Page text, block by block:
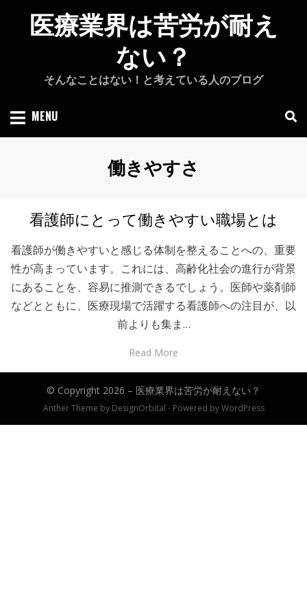
医療業界は苦労が耐え
ない？
そんなことはない！と考えている人のブログ
MENU
タグ
:
働きやすさ
看護師にとって働きやすい職場とは
看護師が働きやすいと感じる体制を整えることへの、重要
性が高まっています。これには、高齢化社会の進行が背景
にあることを、容易に推測できるでしょう。医師や薬剤師
などとともに、医療現場で活躍する看護師への注目が、以
前よりも集ま…
Read More
© Copyright 2026 – 医療業界は苦労が耐えない？
Anther Theme by DesignOrbital ⋅ Powered byWordPress